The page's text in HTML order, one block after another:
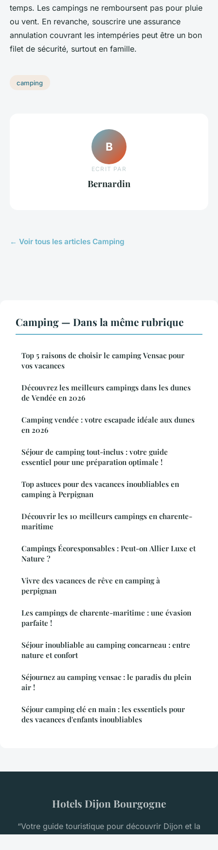
temps. Les campings ne remboursent pas pour pluie
ou vent. En revanche, souscrire une assurance
annulation couvrant les intempéries peut être un bon
filet de sécurité, surtout en famille.
camping
B
ECRIT PAR
Bernardin
← Voir tous les articles Camping
Camping — Dans la même rubrique
Top 5 raisons de choisir le camping Vensac pour
vos vacances
Découvrez les meilleurs campings dans les dunes
de Vendée en 2026
Camping vendée : votre escapade idéale aux dunes
en 2026
Séjour de camping tout-inclus : votre guide
essentiel pour une préparation optimale !
Top astuces pour des vacances inoubliables en
camping à Perpignan
Découvrir les 10 meilleurs campings en charente-
maritime
Campings Écoresponsables : Peut-on Allier Luxe et
Nature ?
Vivre des vacances de rêve en camping à
perpignan
Les campings de charente-maritime : une évasion
parfaite !
Séjour inoubliable au camping concarneau : entre
nature et confort
Séjournez au camping vensac : le paradis du plein
air !
Séjour camping clé en main : les essentiels pour
des vacances d'enfants inoubliables
Hotels Dijon Bourgogne
“Votre guide touristique pour découvrir Dijon et la